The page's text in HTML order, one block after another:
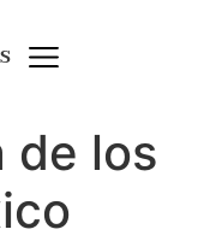
de los